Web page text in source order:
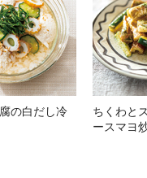
の白だし冷
ちくわと
ースマヨ